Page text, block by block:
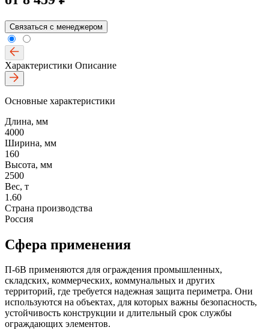
Связаться с менеджером
Характеристики Описание
Основные характеристики
Длина, мм
4000
Ширина, мм
160
Высота, мм
2500
Вес, т
1.60
Страна производства
Россия
Сфера применения
П-6В применяются для ограждения промышленных,
складских, коммерческих, коммунальных и других
территорий, где требуется надежная защита периметра. Они
используются на объектах, для которых важны безопасность,
устойчивость конструкции и длительный срок службы
ограждающих элементов.